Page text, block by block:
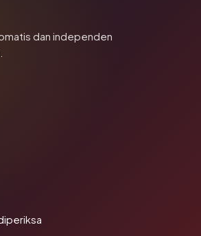
dan independen